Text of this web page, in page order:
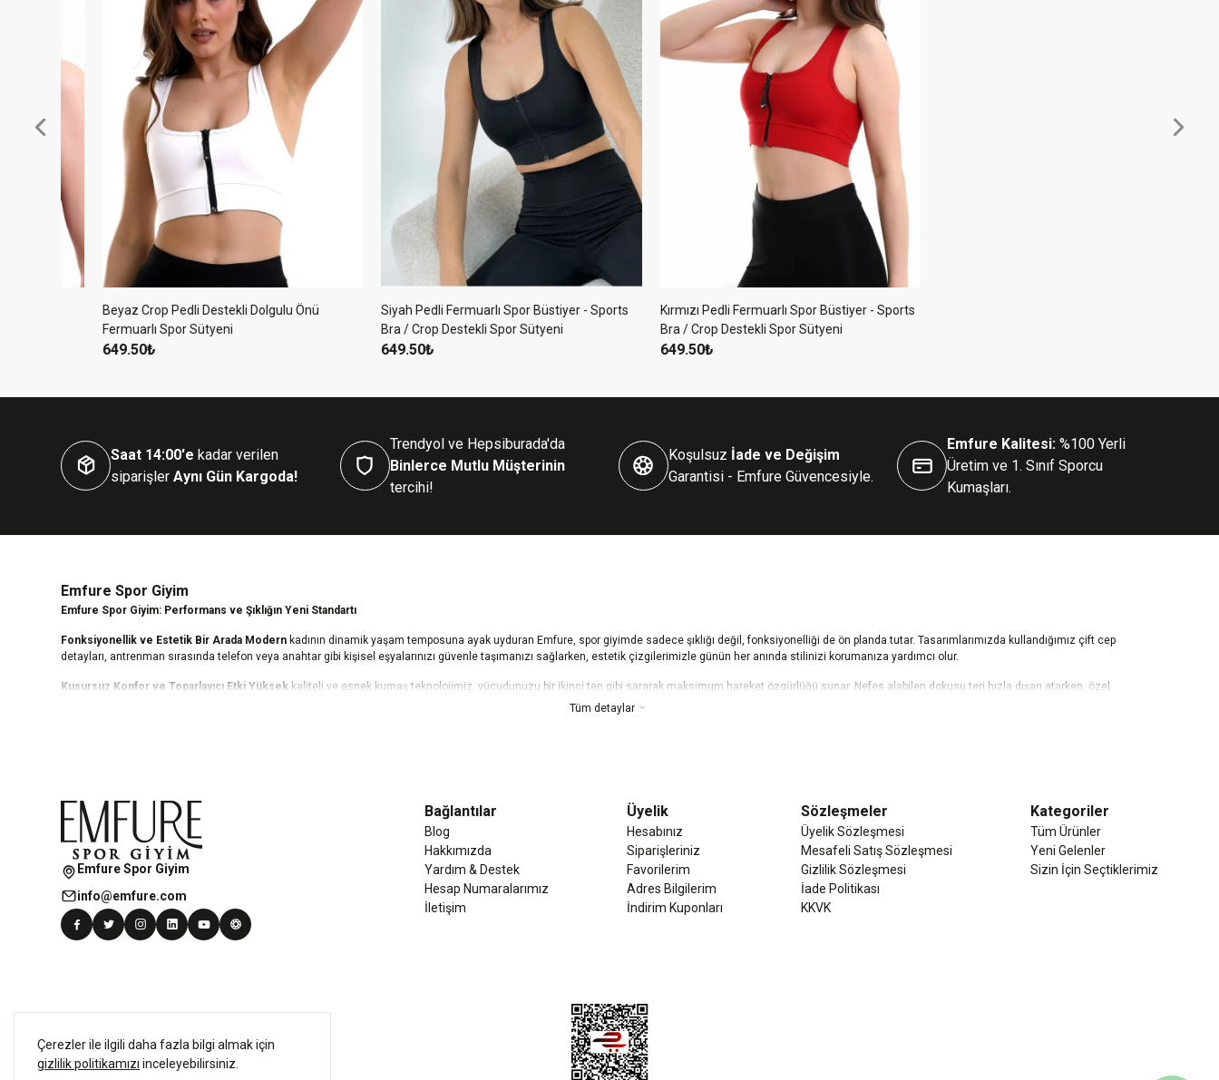
Beyaz Crop Pedli Destekli Dolgulu Önü
Fermuarlı Spor Sütyeni
649.50₺
Siyah Pedli Fermuarlı Spor Büstiyer - Sports
Bra / Crop Destekli Spor Sütyeni
649.50₺
Kırmızı Pedli Fermuarlı Spor Büstiyer - Sports
Bra / Crop Destekli Spor Sütyeni
649.50₺
Saks Pedli Fermuarlı Spor Büstiyer - Sports
Saat 14:00'e kadar verilen
siparişlerAynı Gün Kargoda!
Trendyol ve Hepsiburada'da
Binlerce Mutlu Müşterinin
tercihi!
Koşulsuz İade ve Değişim
Garantisi - Emfure Güvencesiyle.
Emfure Kalitesi: %100 Yerli
Üretim ve 1. Sınıf Sporcu
Kumaşları.
Emfure Spor Giyim
Emfure Spor Giyim: Performans ve Şıklığın Yeni Standartı
Fonksiyonellik ve Estetik Bir Arada Modern kadının dinamik yaşam temposuna ayak uyduran Emfure, spor giyimde sadece şıklığı değil, fonksiyonelliği de ön planda tutar. Tasarımlarımızda kullandığımız çift cep
detayları, antrenman sırasında telefon veya anahtar gibi kişisel eşyalarınızı güvenle taşımanızı sağlarken, estetik çizgilerimizle günün her anında stilinizi korumanıza yardımcı olur.
Kusursuz Konfor ve Toparlayıcı Etki Yüksek kaliteli ve esnek kumaş teknolojimiz, vücudunuzu bir ikinci ten gibi sararak maksimum hareket özgürlüğü sunar. Nefes alabilen dokusu teri hızla dışarı atarken, özel
toparlayıcı (push-up) özelliğimiz daha fit ve formda bir görünüm elde etmenizi destekler. Emfure ile kendinizi her zaman güçlü ve rahat hissedin.
Sonuç: Sınırlarını Zorlayan Kadınların Tercihi Şıklığı
ve performansı tek bir noktada buluşturan Emfure, sadece bir spor giyim markası değil, aynı zamanda aktif bir yaşam tarzının ortağıdır. Siz sınırlarınızı zorlarken, biz
konforunuzu ve tarzınızı garanti altına alıyoruz.
Tüm detaylar
Emfure Spor Giyim
info@emfure.com
Bağlantılar
Blog
Hakkımızda
Yardım & Destek
Hesap Numaralarımız
İletişim
Üyelik
Hesabınız
Siparişleriniz
Favorilerim
Adres Bilgilerim
İndirim Kuponları
Sözleşmeler
Üyelik Sözleşmesi
Mesafeli Satış Sözleşmesi
Gizlilik Sözleşmesi
İade Politikası
KKVK
Kategoriler
Tüm Ürünler
Yeni Gelenler
Sizin İçin Seçtiklerimiz
Çerezler ile ilgili daha fazla bilgi almak için
gizlilik politikamızı inceleyebilirsiniz.